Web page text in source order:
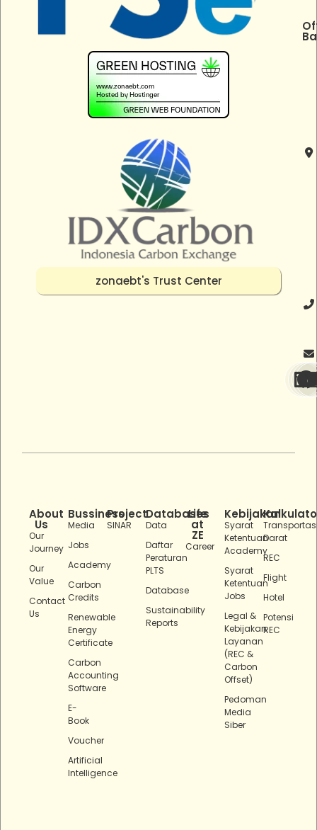
zonaebt's Trust Center
About
Us
Our
Journey
Our
Value
Contact
Us
Bussiness
Media
Jobs
Academy
Carbon
Credits
Renewable
Energy
Certificate
Carbon
Accounting
Software
E-
Book
Voucher
Artificial
Intelligence
Project
SINAR
Databases
Data
Daftar
Peraturan
PLTS
Database
Sustainability
Reports
Life
at
ZE
Career
Kebijakan
Syarat
Ketentuan
Academy
Syarat
Ketentuan
Jobs
Legal &
Kebijakan
Layanan
(REC &
Carbon
Offset)
Pedoman
Media
Siber
Darat
REC
Flight
Hotel
Potensi
REC